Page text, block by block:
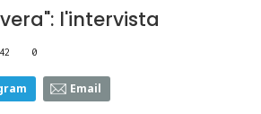
l'intervista
0
Email